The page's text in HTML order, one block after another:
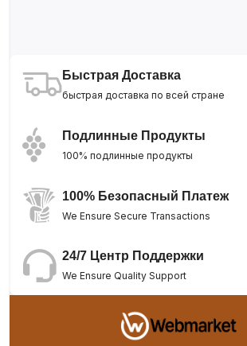
Быстрая Доставка
быстрая доставка по всей стране
Подлинные Продукты
100% подлинные продукты
100% Безопасный Платеж
We Ensure Secure Transactions
24/7 Центр Поддержки
We Ensure Quality Support